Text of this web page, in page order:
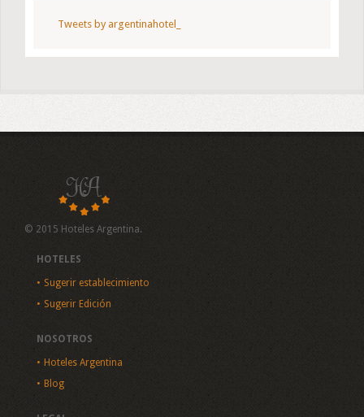
Tweets by argentinahotel_
© 2015 Hoteles Argentina.
HOTELES
Sugerir establecimiento
Sugerir Edición
NOSOTROS
Hoteles Argentina
Blog